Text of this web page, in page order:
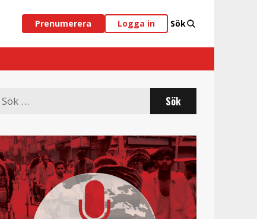
Prenumerera Logga in Sök
Search
for: